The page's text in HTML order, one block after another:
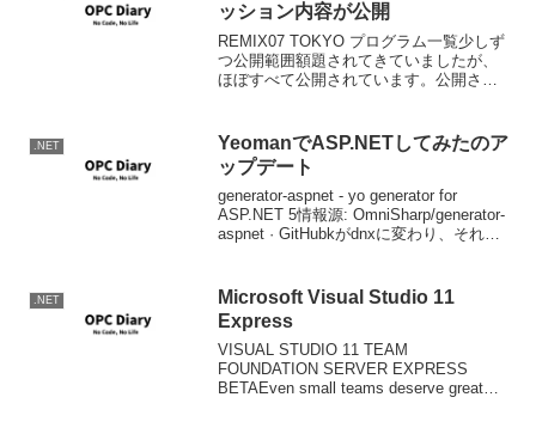
ッション内容が公開
REMIX07 TOKYO プログラム一覧少しず
つ公開範囲額題されてきていましたが、
ほぼすべて公開されています。公開され
す。
.NET
YeomanでASP.NETしてみたのア
ップデート
generator-aspnet - yo generator for
ASP.NET 5情報源: OmniSharp/generator-
aspnet · GitHubkがdnxに変わり、それに
.NET
Microsoft Visual Studio 11
Express
VISUAL STUDIO 11 TEAM
FOUNDATION SERVER EXPRESS
BETAEven small teams deserve great